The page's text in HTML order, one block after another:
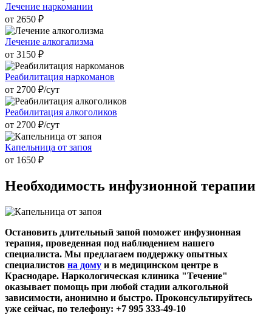
Лечение наркомании
от 2650 ₽
Лечение алкогализма
от 3150 ₽
Реабилитация наркоманов
от 2700 ₽/cут
Реабилитация алкоголиков
от 2700 ₽/cут
Капельница от запоя
от 1650 ₽
Необходимость инфузионной терапии
Остановить длительный запой поможет инфузионная
терапия, проведенная под наблюдением нашего
специалиста. Мы предлагаем поддержку опытных
специалистов на дому и в медицинском центре в
Краснодаре. Наркологическая клиника "Течение"
оказывает помощь при любой стадии алкогольной
зависимости, анонимно и быстро. Проконсультируйтесь
уже сейчас, по телефону: +7 995 333-49-10